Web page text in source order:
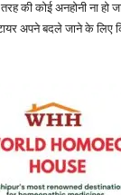
की कोई अनहोनी ना हो
अपने बदले जाने के लिए